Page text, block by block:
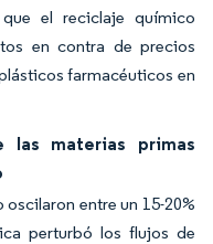
el reciclaje químico
en contra de precios
farmacéuticos en
las materias primas
entre un 15-20%
perturbó los flujos de